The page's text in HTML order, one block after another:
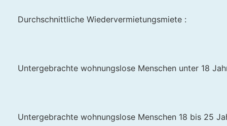
Durchschnittliche Wiedervermietungsmiete :
Untergebrachte wohnungslose Menschen unter 18
Untergebrachte wohnungslose Menschen 18 bis 25